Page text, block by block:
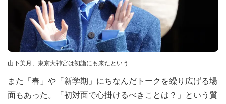
山下美月、東京大神宮は初詣にも来たという
また「春」や「新学期」にちなんだトークを繰り広げる場
面もあった。「初対面で心掛けるべきことは？」という質